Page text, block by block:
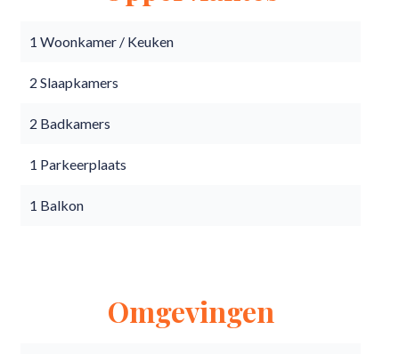
1 Woonkamer / Keuken
2 Slaapkamers
2 Badkamers
1 Parkeerplaats
1 Balkon
Omgevingen